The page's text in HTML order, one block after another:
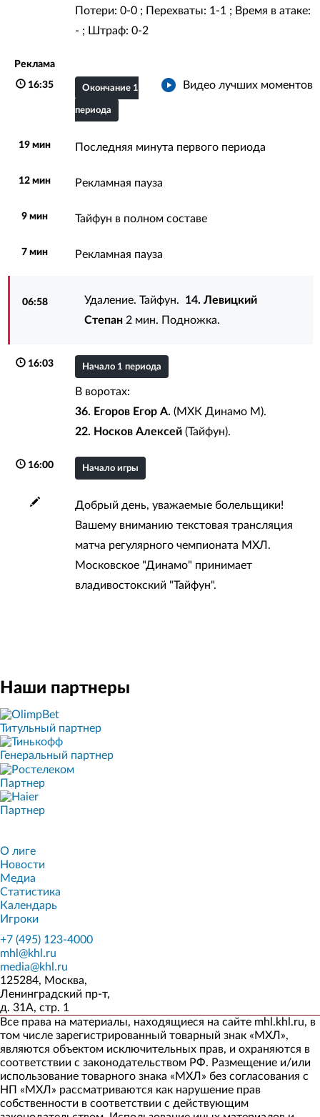
Потери: 0-0 ; Перехваты: 1-1 ; Время в атаке:
- ; Штраф: 0-2
Реклама
16:35 Видео лучших моментов
Окончание 1
периода
19 мин Последняя минута первого периода
12 мин Рекламная пауза
9 мин Тайфун в полном составе
7 мин Рекламная пауза
06:58 Удаление. Тайфун. 14. Левицкий
Степан 2 мин. Подножка.
16:03 Начало 1 периода
В воротах:
36. Егоров Егор А. (МХК Динамо М).
22. Носков Алексей(Тайфун).
16:00 Начало игры
Добрый день, уважаемые болельщики!
Вашему вниманию текстовая трансляция
матча регулярного чемпионата МХЛ.
Московское "Динамо" принимает
владивостокский "Тайфун".
Наши партнеры
Титульный партнер
Генеральный партнер
Партнер
Партнер
О лиге
Новости
Медиа
Статистика
Календарь
Игроки
+7 (495) 123-4000
mhl@khl.ru
media@khl.ru
125284, Москва,
Ленинградский пр-т,
д. 31А, стр. 1
Все права на материалы, находящиеся на сайте mhl.khl.ru, в
том числе зарегистрированный товарный знак «МХЛ»,
являются объектом исключительных прав, и охраняются в
соответствии с законодательством РФ. Размещение и/или
использование товарного знака «МХЛ» без согласования с
НП «МХЛ» рассматриваются как нарушение прав
собственности в соответствии с действующим